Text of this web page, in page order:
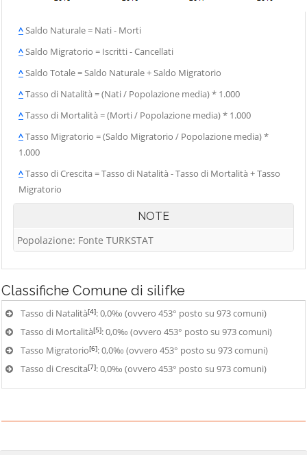
^Saldo Naturale = Nati - Morti
^Saldo Migratorio = Iscritti - Cancellati
^Saldo Totale = Saldo Naturale + Saldo Migratorio
^Tasso di Natalità = (Nati / Popolazione media) * 1.000
^Tasso di Mortalità = (Morti / Popolazione media) * 1.000
^Tasso Migratorio = (Saldo Migratorio / Popolazione media) *
1.000
^Tasso di Crescita = Tasso di Natalità - Tasso di Mortalità + Tasso
Migratorio
NOTE
Popolazione: Fonte TURKSTAT
Classifiche Comune di silifke
Tasso di Natalità[4]: 0,0‰ (ovvero 453° posto su 973 comuni)
Tasso di Mortalità[5]: 0,0‰ (ovvero 453° posto su 973 comuni)
Tasso Migratorio[6]: 0,0‰ (ovvero 453° posto su 973 comuni)
Tasso di Crescita[7]: 0,0‰ (ovvero 453° posto su 973 comuni)